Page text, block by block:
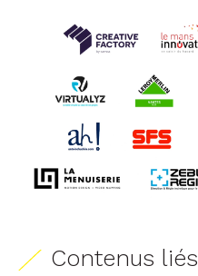
Contenus liés